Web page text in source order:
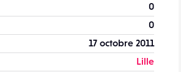
0
0
17 octobre 2011
Lille